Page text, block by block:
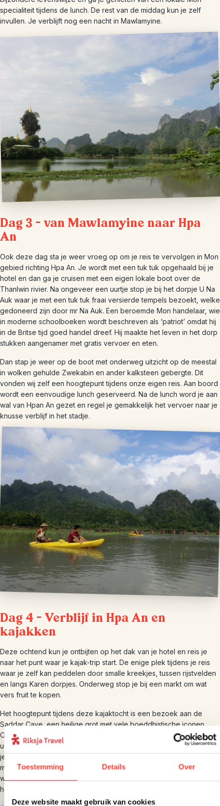
Toestemming Details Over
Deze website maakt gebruik van cookies
specialiteit tijdens de lunch. De rest van de middag kun je zelf
invullen. Je verblijft nog een nacht in Mawlamyine.
Dag 3 – van Mawlamyine naar Hpa
An
Ook deze dag sta je weer vroeg op om je reis te vervolgen in Mon
gebied richting Hpa An. Je wordt met een tuk tuk opgehaald bij je
hotel en dan ga je cruisen met een eigen lokale boot over de
Thanlwin rivier. Na ongeveer een uurtje stop je bij het dorpje U Na
Auk waar je met een tuk tuk fraai versierde tempels bezoekt, welke
gedoneerd zijn door mr Na Auk. Een beroemde Mon handelaar, wie
in moderne schoolboeken wordt beschreven als ‘patriot’ omdat hij
in de Britse tijd goed handel dreef. Hij maakte het leven in het dorp
stukken aangenamer met gratis vervoer en eten.
Dan stap je weer op de boot met onderweg uitzicht op de meestal
in wolken gehulde Zwekabin en ander kalksteen gebergte. Dit
vonden wij zelf een hoogtepunt tijdens onze eigen reis. Aan boord
wordt een eenvoudige lunch geserveerd. Na de lunch word je aan
wal van Hpan An gezet en regel je gemakkelijk het vervoer naar je
knusse verblijf in het stadje.
Dag 4 – Verblijf in Hpa An en
kajakken
Deze ochtend kun je ontbijten op het dak van je hotel en reis je
naar het punt waar je kajak-trip start. De enige plek tijdens je reis
waar je zelf kan peddelen door smalle kreekjes, tussen rijstvelden
en langs Karen dorpjes. Onderweg stop je bij een markt om wat
vers fruit te kopen.
Het hoogtepunt tijdens deze kajaktocht is een bezoek aan de
Saddar Cave, een heilige grot met vele boeddhistische iconen.
Onderweg stop je voor een lunch en je bent ongeveer drie tot vier
uur aan het kajakken. Een lokale meneer van de Karen stam neemt
je mee en wijst je de weg. Veel Engels zal hij niet spreken, maar
met een grote glimlach kom je een heel eind. Je kan een beetje nat
worden dus houd hier rekening mee voor je kleding. Je wordt
hierna weer afgezet in Hpa An voor nog een overnachting.